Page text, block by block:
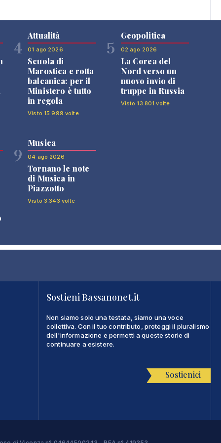
4
Attualità
01 ago 2026
Scuola di
Marostica e rotta
balcanica: per il
Ministero è tutto
in regola
Visto 15.999 volte
5
Geopolitica
02 ago 2026
La Corea del
Nord verso un
nuovo invio di
truppe in Russia
Visto 13.801 volte
9
Musica
04 ago 2026
Tornano le note
di Musica in
Piazzotto
Visto 3.343 volte
Sostieni Bassanonet.it
Non siamo solo una testata, siamo una voce
collettiva. Con il tuo contributo, proteggi il pluralismo
dell'informazione e permetti a queste storie di
continuare a esistere.
Sostienici